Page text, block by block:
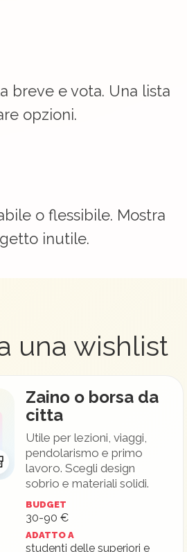
breve e vota. Una lista
opzioni.
o flessibile. Mostra
inutile.
una wishlist
Zaino o borsa da
citta
Utile per lezioni, viaggi,
pendolarismo e primo
lavoro. Scegli design
sobrio e materiali solidi.
BUDGET
30-90 €
ADATTO A
studenti delle superiori e